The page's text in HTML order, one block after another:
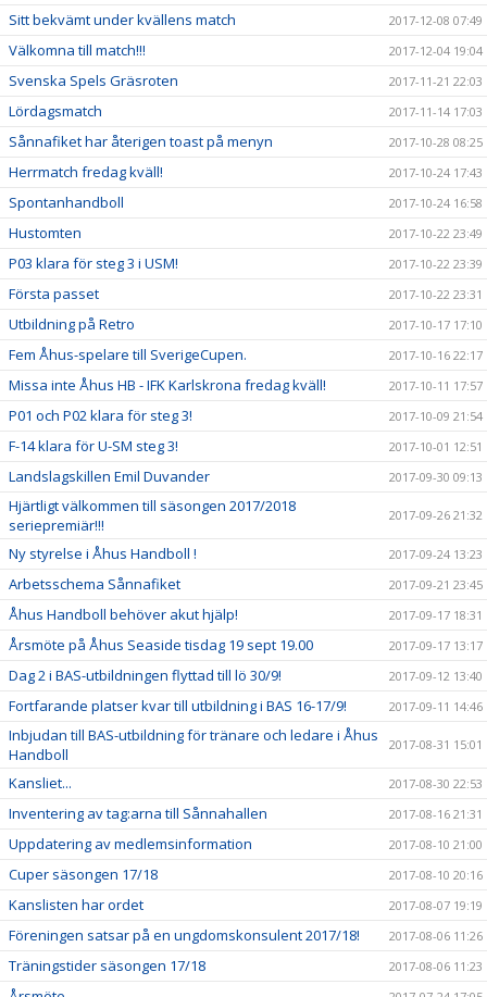
Sitt bekvämt under kvällens match 2017-12-08 07:49
Välkomna till match!!! 2017-12-04 19:04
Svenska Spels Gräsroten 2017-11-21 22:03
Lördagsmatch 2017-11-14 17:03
Sånnafiket har återigen toast på menyn 2017-10-28 08:25
Herrmatch fredag kväll! 2017-10-24 17:43
Spontanhandboll 2017-10-24 16:58
Hustomten 2017-10-22 23:49
P03 klara för steg 3 i USM! 2017-10-22 23:39
Första passet 2017-10-22 23:31
Utbildning på Retro 2017-10-17 17:10
Fem Åhus-spelare till SverigeCupen. 2017-10-16 22:17
Missa inte Åhus HB - IFK Karlskrona fredag kväll! 2017-10-11 17:57
P01 och P02 klara för steg 3! 2017-10-09 21:54
F-14 klara för U-SM steg 3! 2017-10-01 12:51
Landslagskillen Emil Duvander 2017-09-30 09:13
Hjärtligt välkommen till säsongen 2017/2018
seriepremiär!!!
2017-09-26 21:32
Ny styrelse i Åhus Handboll ! 2017-09-24 13:23
Arbetsschema Sånnafiket 2017-09-21 23:45
Åhus Handboll behöver akut hjälp! 2017-09-17 18:31
Årsmöte på Åhus Seaside tisdag 19 sept 19.00 2017-09-17 13:17
Dag 2 i BAS-utbildningen flyttad till lö 30/9! 2017-09-12 13:40
Fortfarande platser kvar till utbildning i BAS 16-17/9! 2017-09-11 14:46
Inbjudan till BAS-utbildning för tränare och ledare i Åhus
Handboll
2017-08-31 15:01
Kansliet... 2017-08-30 22:53
Inventering av tag:arna till Sånnahallen 2017-08-16 21:31
Uppdatering av medlemsinformation 2017-08-10 21:00
Cuper säsongen 17/18 2017-08-10 20:16
Kanslisten har ordet 2017-08-07 19:19
Föreningen satsar på en ungdomskonsulent 2017/18! 2017-08-06 11:26
Träningstider säsongen 17/18 2017-08-06 11:23